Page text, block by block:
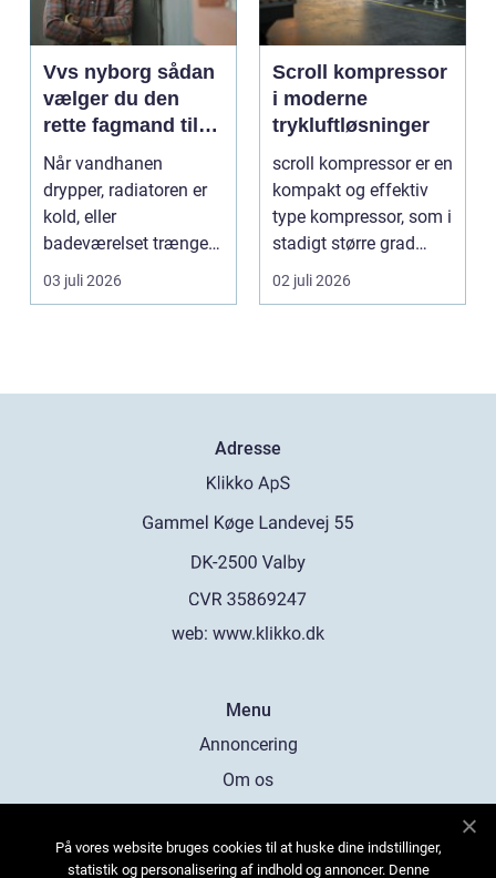
Vvs nyborg sådan
vælger du den
rette fagmand til
opgaven
Når vandhanen
drypper, radiatoren er
kold, eller
badeværelset trænger
til en gennemgribende
renoveri...
03 juli 2026
Scroll kompressor
i moderne
trykluftløsninger
scroll kompressor er en
kompakt og effektiv
type kompressor, som i
stadigt større grad
vælges til an...
02 juli 2026
Adresse
web: www.klikko.dk
Menu
Annoncering
Om os
Kontakt os
På vores website bruges cookies til at huske dine indstillinger,
statistik og personalisering af indhold og annoncer. Denne